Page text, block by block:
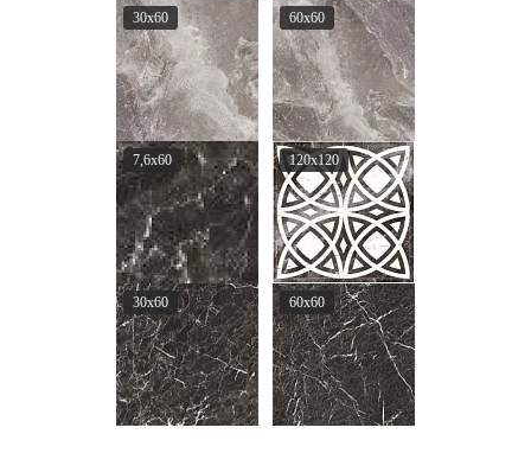
30x60 60x60
7,6x60 120x120
30x60 60x60